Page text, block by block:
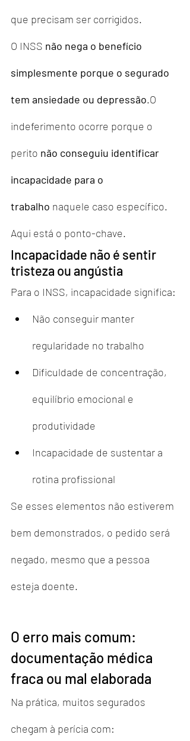
que precisam ser corrigidos.
O INSS não nega o benefício
simplesmente porque o segurado
tem ansiedade ou depressão.O
indeferimento ocorre porque o
perito não conseguiu identificar
incapacidade para o
trabalho naquele caso específico.
Aqui está o ponto-chave.
Incapacidade não é sentir
tristeza ou angústia
Para o INSS, incapacidade significa:
Não conseguir manter
regularidade no trabalho
Dificuldade de concentração,
equilíbrio emocional e
produtividade
Incapacidade de sustentar a
rotina profissional
Se esses elementos não estiverem
bem demonstrados, o pedido será
negado, mesmo que a pessoa
esteja doente.
O erro mais comum:
documentação médica
fraca ou mal elaborada
Na prática, muitos segurados
chegam à perícia com: